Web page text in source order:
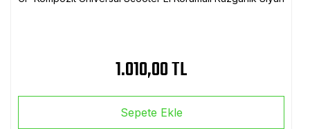
1.010,00 TL
Sepete Ekle